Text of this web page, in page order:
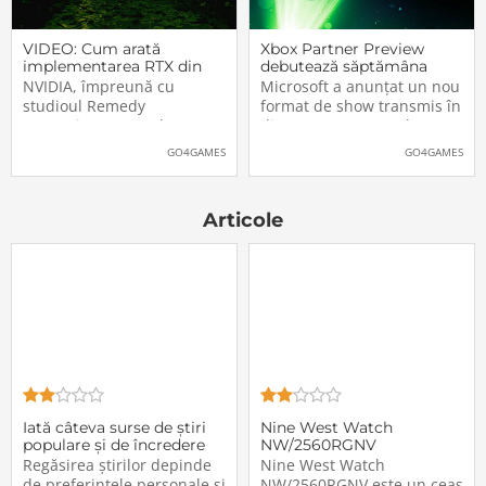
VIDEO: Cum arată
implementarea RTX din
Alan Wake II
NVIDIA, împreună cu
studioul Remedy
Entertainment, au lansat
un nou clip video dedicat
(Ray Tracing și DLSS) din
secvențele de mai jos,
GO4GAMES
Xbox Partner Preview
debutează săptămâna
aceasta. Când și unde va
putea fi vizionat
Microsoft a anunțat un nou
format de show transmis în
direct pe Internet: Xbox
Partner Preview, primul
difuzat chiar mâine, 25
cu 20:00 (ora României).
Show-ul va putea […]The
GO4GAMES
Articole
Iată câteva surse de știri
populare și de încredere
Regăsirea știrilor depinde
Nine West Watch
NW/2560RGNV
Nine West Watch